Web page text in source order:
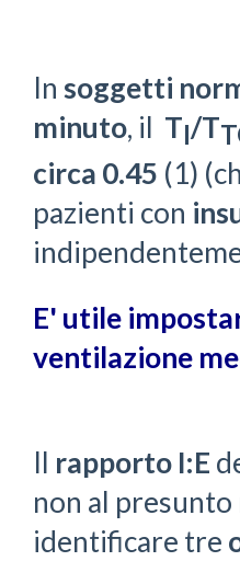
In soggetti
minuto, il TI/T
circa 0.45 (1)
pazienti con
E' utile
ventilazione
Il rapporto I:E
non al
identificare tre